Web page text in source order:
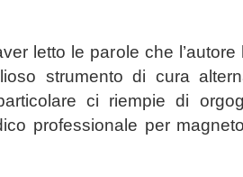
letto le parole che
strumento di cura
ci riempie di
professionale per